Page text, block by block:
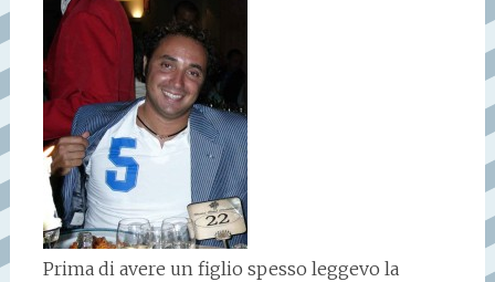
Prima di avere un figlio spesso leggevo la